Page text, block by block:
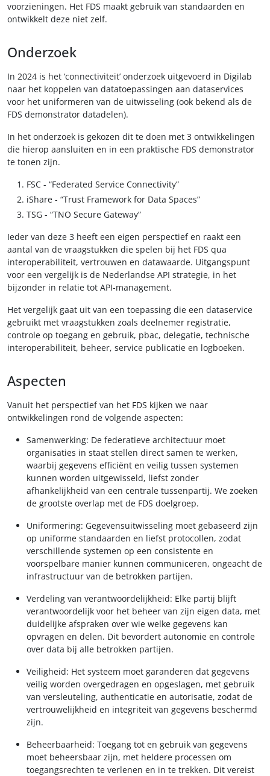
voorzieningen. Het FDS maakt gebruik van standaarden en
ontwikkelt deze niet zelf.
Onderzoek
In 2024 is het ‘connectiviteit’ onderzoek uitgevoerd in Digilab
naar het koppelen van datatoepassingen aan dataservices
voor het uniformeren van de uitwisseling (ook bekend als de
FDS demonstrator datadelen).
In het onderzoek is gekozen dit te doen met 3 ontwikkelingen
die hierop aansluiten en in een praktische FDS demonstrator
te tonen zijn.
FSC - “Federated Service Connectivity”
iShare - “Trust Framework for Data Spaces”
TSG - “TNO Secure Gateway”
Ieder van deze 3 heeft een eigen perspectief en raakt een
aantal van de vraagstukken die spelen bij het FDS qua
interoperabiliteit, vertrouwen en datawaarde. Uitgangspunt
voor een vergelijk is de Nederlandse API strategie, in het
bijzonder in relatie tot API-management.
Het vergelijk gaat uit van een toepassing die een dataservice
gebruikt met vraagstukken zoals deelnemer registratie,
controle op toegang en gebruik, pbac, delegatie, technische
interoperabiliteit, beheer, service publicatie en logboeken.
Aspecten
Vanuit het perspectief van het FDS kijken we naar
ontwikkelingen rond de volgende aspecten:
Samenwerking: De federatieve architectuur moet
organisaties in staat stellen direct samen te werken,
waarbij gegevens efficiënt en veilig tussen systemen
kunnen worden uitgewisseld, liefst zonder
afhankelijkheid van een centrale tussenpartij. We zoeken
de grootste overlap met de FDS doelgroep.
Uniformering: Gegevensuitwisseling moet gebaseerd zijn
op uniforme standaarden en liefst protocollen, zodat
verschillende systemen op een consistente en
voorspelbare manier kunnen communiceren, ongeacht de
infrastructuur van de betrokken partijen.
Verdeling van verantwoordelijkheid: Elke partij blijft
verantwoordelijk voor het beheer van zijn eigen data, met
duidelijke afspraken over wie welke gegevens kan
opvragen en delen. Dit bevordert autonomie en controle
over data bij alle betrokken partijen.
Veiligheid: Het systeem moet garanderen dat gegevens
veilig worden overgedragen en opgeslagen, met gebruik
van versleuteling, authenticatie en autorisatie, zodat de
vertrouwelijkheid en integriteit van gegevens beschermd
zijn.
Beheerbaarheid: Toegang tot en gebruik van gegevens
moet beheersbaar zijn, met heldere processen om
toegangsrechten te verlenen en in te trekken. Dit vereist